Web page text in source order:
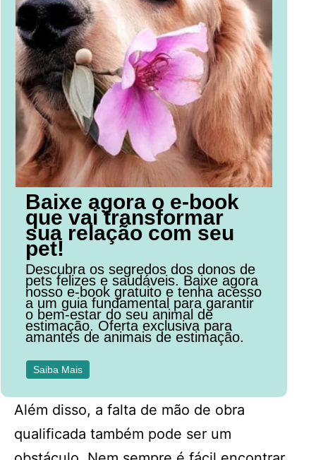
Baixe agora o e-book
que vai transformar
sua relação com seu
pet!
Descubra os segredos dos donos de
pets felizes e saudáveis. Baixe agora
nosso e-book gratuito e tenha acesso
a um guia fundamental para garantir
o bem-estar do seu animal de
estimação. Oferta exclusiva para
amantes de animais de estimação.
Saiba Mais
Além disso, a falta de mão de obra
qualificada também pode ser um